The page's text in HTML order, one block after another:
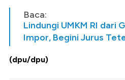
Baca:
Lindungi UMKM RI dari
Impor, Begini Jurus
(dpu/dpu)